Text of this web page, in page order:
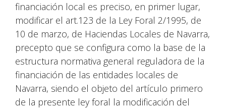
financiación local es preciso, en primer lugar,
modificar el art.123 de la Ley Foral 2/1995, de
10 de marzo, de Haciendas Locales de Navarra,
precepto que se configura como la base de la
estructura normativa general reguladora de la
financiación de las entidades locales de
Navarra, siendo el objeto del artículo primero
de la presente ley foral la modificación del